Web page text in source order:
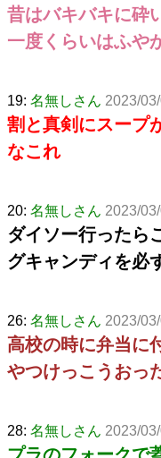
昔はバキバキに砕
一度くらいはふや
19: 名無しさん 2023/
割と真剣にスープ
なこれ
20: 名無しさん 2023/
ダイソー行ったら
グキャンディを必
26: 名無しさん 2023/
高校の時に弁当に
やつけっこうおっ
28: 名無しさん 2023/